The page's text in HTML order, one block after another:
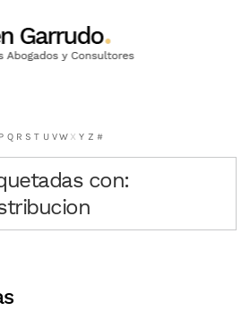
P Q R S T U VW X Y Z #
con: